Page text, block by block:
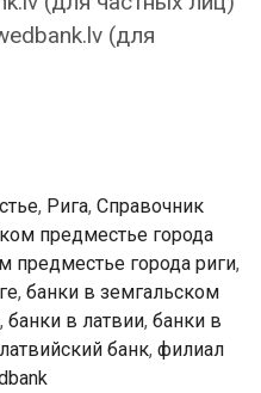
(для
, Рига, Справочник
предместье города
предместье города риги,
, банки в земгальском
, банки в латвии, банки в
латвийский банк, филиал